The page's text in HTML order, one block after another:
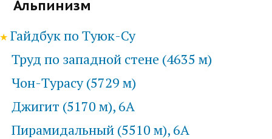
Альпинизм
Гайдбук по Туюк-Су
Труд по западной стене (4635 м)
Чон-Турасу (5729 м)
Джигит (5170 м), 6А
Пирамидальный (5510 м), 6А